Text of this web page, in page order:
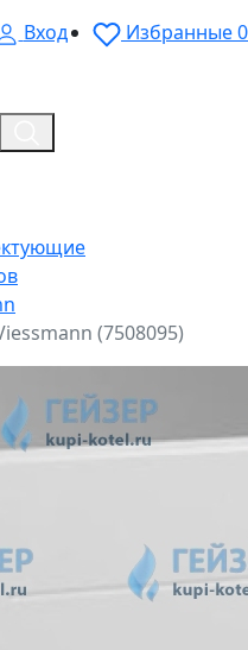
Вход Избранные0
(7508095)